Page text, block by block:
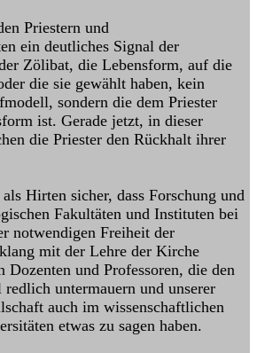
Priestern und
ein deutliches Signal der
Zölibat, die Lebensform, auf die
die sie gewählt haben, kein
sondern die dem Priester
ist. Gerade jetzt, in dieser
die Priester den Rückhalt ihrer
Hirten sicher, dass Forschung und
Fakultäten und Instituten bei
notwendigen Freiheit der
mit der Lehre der Kirche
und Professoren, die den
untermauern und unserer
auch im wissenschaftlichen
etwas zu sagen haben.